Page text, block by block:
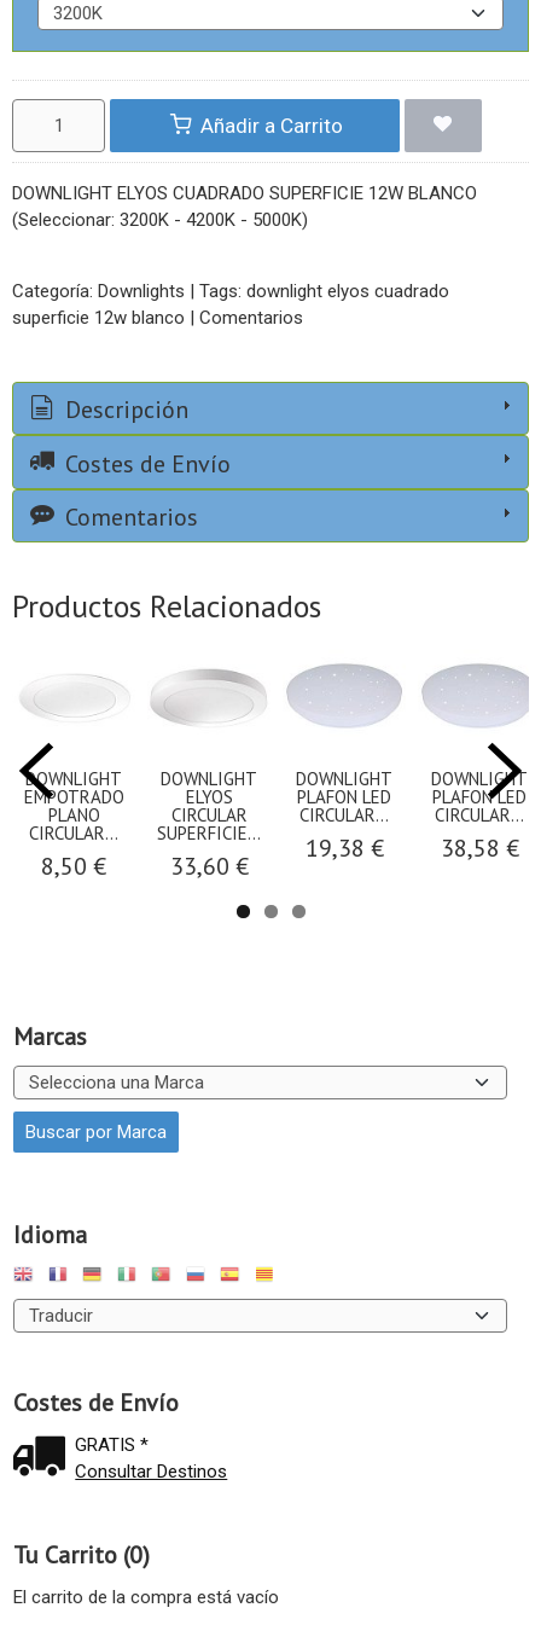
Marcas
Idioma
Costes de Envío
GRATIS *
Consultar Destinos
Tu Carrito (0)
El carrito de la compra está vacío
Añadir a Carrito
DOWNLIGHT ELYOS CUADRADO SUPERFICIE 12W BLANCO
(Seleccionar: 3200K - 4200K - 5000K)
Categoría: Downlights | Tags: ​downlight elyos cuadrado
superficie 12w blanco | Comentarios
Descripción
Costes de Envío
Comentarios
Productos Relacionados
DOWNLIGHT
EMPOTRADO
PLANO
CIRCULAR...
8,50 €
DOWNLIGHT
ELYOS
CIRCULAR
SUPERFICIE...
33,60 €
DOWNLIGHT
PLAFON LED
CIRCULAR...
19,38 €
DOWNLIGHT
PLAFON LED
CIRCULAR...
38,58 €